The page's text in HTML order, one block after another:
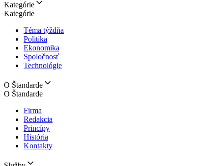
Kategórie
Kategórie
Téma týždňa
Politika
Ekonomika
Spoločnosť
Technológie
O Štandarde
O Štandarde
Firma
Redakcia
Princípy
História
Kontakty